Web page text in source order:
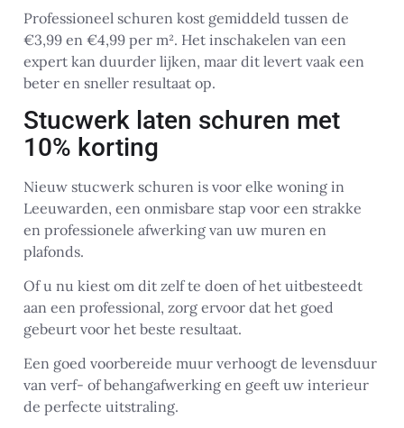
Professioneel schuren kost gemiddeld tussen de
€3,99 en €4,99 per m². Het inschakelen van een
expert kan duurder lijken, maar dit levert vaak een
beter en sneller resultaat op.
Stucwerk laten schuren met
10% korting
Nieuw stucwerk schuren is voor elke woning in
Leeuwarden, een onmisbare stap voor een strakke
en professionele afwerking van uw muren en
plafonds.
Of u nu kiest om dit zelf te doen of het uitbesteedt
aan een professional, zorg ervoor dat het goed
gebeurt voor het beste resultaat.
Een goed voorbereide muur verhoogt de levensduur
van verf- of behangafwerking en geeft uw interieur
de perfecte uitstraling.